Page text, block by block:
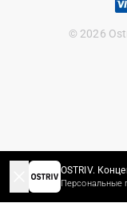
© 2026
OSTRIV.
Персональные